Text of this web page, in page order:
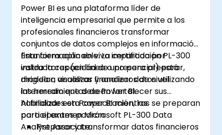
Power BI es una plataforma líder de
inteligencia empresarial que permite a los
profesionales financieros transformar
conjuntos de datos complejos en información
financiera aplicable. La certificación PL-300
valida la capacidad de uno para preparar,
modelar, visualizar y analizar datos utilizando
las herramientas de Power BI.
Esta formación en vivo impartida por
instructores (en línea o presencial) está
dirigida a analistas financieros de nivel
intermedio que desean fortalecer sus
habilidades en Power BI mientras se preparan
para el examen Microsoft PL-300 Data
Analyst Associate.
Al finalizar esta capacitación, los
participantes podrán:
Preparar y transformar datos financieros